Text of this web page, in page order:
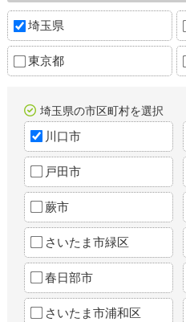
埼玉県
東京都
埼玉県の市区町村を選択
川口市
戸田市
蕨市
さいたま市緑区
春日部市
さいたま市浦和区